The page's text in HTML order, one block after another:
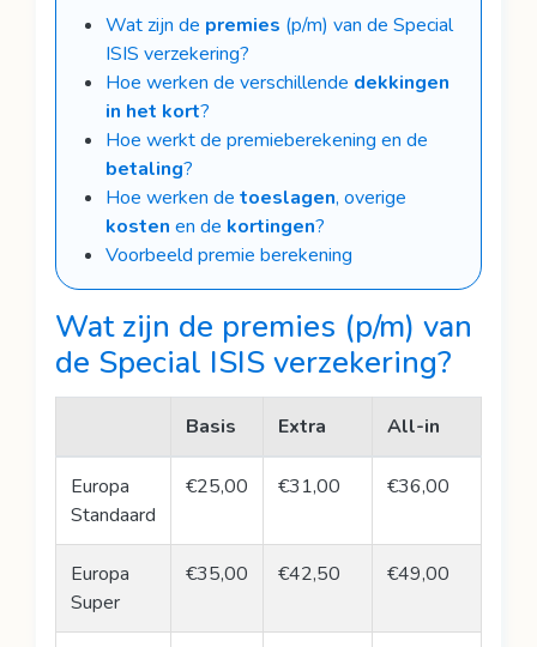
Wat zijn de premies (p/m) van de Special
ISIS verzekering?
Hoe werken de verschillende dekkingen
in het kort?
Hoe werkt de premieberekening en de
betaling?
Hoe werken de toeslagen, overige
kosten en de kortingen?
Voorbeeld premie berekening
Wat zijn de premies (p/m) van
de Special ISIS verzekering?
Basis Extra All-in
Europa
Standaard
€25,00 €31,00 €36,00
Europa
Super
€35,00 €42,50 €49,00